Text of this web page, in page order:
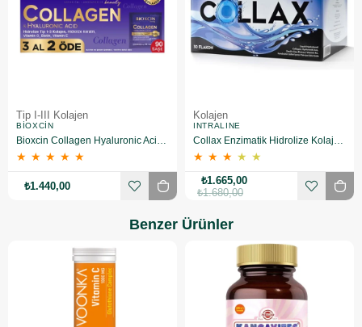
Tip I-III Kolajen
BIOXCIN
Bioxcin Collagen Hyaluronic Acid Hidrolize Tip 1-3 Kolajen 90 Saşe
★ ★ ★ ★ ★
₺1.440,00
Kolajen
INTRALINE
Collax Enzimatik Hidrolize Kolajen 30 Flakon
★ ★ ★ ★ ★
₺1.665,00
₺1.680,00
Benzer Ürünler